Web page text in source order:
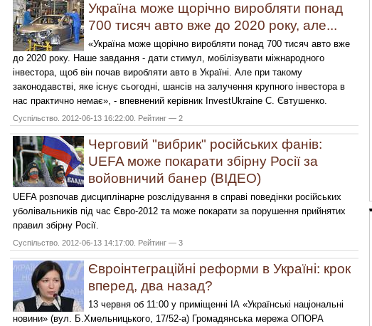
Україна може щорічно виробляти понад
700 тисяч авто вже до 2020 року, але...
«Україна може щорічно виробляти понад 700 тисяч авто вже
до 2020 року. Наше завдання - дати стимул, мобілізувати міжнародного
інвестора, щоб він почав виробляти авто в Україні. Але при такому
законодавстві, яке існує сьогодні, шансів на залучення крупного інвестора в
нас практично немає», - впевнений керівник InvestUkraine С. Євтушенко.
Суспільство. 2012-06-13 16:22:00. Рейтинг — 2
Черговий "вибрик" російських фанів:
UEFA може покарати збірну Росії за
войовничий банер (ВІДЕО)
UEFA розпочав дисциплінарне розслідування в справі поведінки російських
уболівальників під час Євро-2012 та може покарати за порушення прийнятих
правил збірну Росії.
Суспільство. 2012-06-13 14:17:00. Рейтинг — 3
Євроінтеграційні реформи в Україні: крок
вперед, два назад?
13 червня об 11:00 у приміщенні ІА «Українські національні
новини» (вул. Б.Хмельницького, 17/52-а) Громадянська мережа ОПОРА